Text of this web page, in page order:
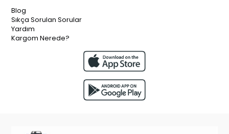
Blog
Sıkça Sorulan Sorular
Yardım
Kargom Nerede?